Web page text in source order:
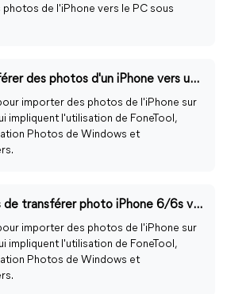
de l'iPhone vers le PC sous
Pouvez-vous transférer des photos d'un iPhone vers un PC par AirDrop ?
importer des photos de l'iPhone sur
impliquent l'utilisation de FoneTool,
Photos de Windows et
3 meilleures façons de transférer photo iPhone 6/6s vers PC
importer des photos de l'iPhone sur
impliquent l'utilisation de FoneTool,
Photos de Windows et